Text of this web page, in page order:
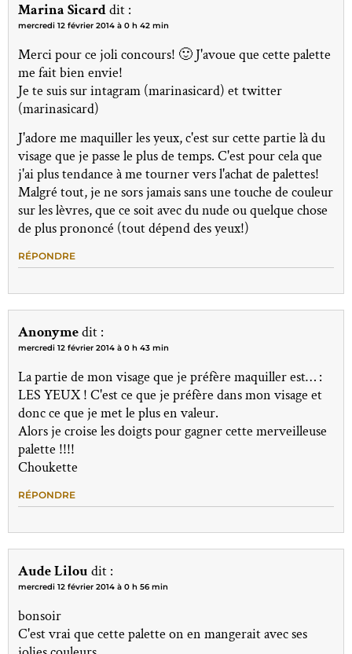
Marina Sicarddit :
mercredi 12 février 2014 à 0 h 42 min
Merci pour ce joli concours! 🙂 J'avoue que cette palette
me fait bien envie!
Je te suis sur intagram (marinasicard) et twitter
(marinasicard)
J'adore me maquiller les yeux, c'est sur cette partie là du
visage que je passe le plus de temps. C'est pour cela que
j'ai plus tendance à me tourner vers l'achat de palettes!
Malgré tout, je ne sors jamais sans une touche de couleur
sur les lèvres, que ce soit avec du nude ou quelque chose
de plus prononcé (tout dépend des yeux!)
RÉPONDRE
Anonymedit :
mercredi 12 février 2014 à 0 h 43 min
La partie de mon visage que je préfère maquiller est… :
LES YEUX ! C'est ce que je préfère dans mon visage et
donc ce que je met le plus en valeur.
Alors je croise les doigts pour gagner cette merveilleuse
palette !!!!
Choukette
RÉPONDRE
Aude Lilou dit :
mercredi 12 février 2014 à 0 h 56 min
bonsoir
C'est vrai que cette palette on en mangerait avec ses